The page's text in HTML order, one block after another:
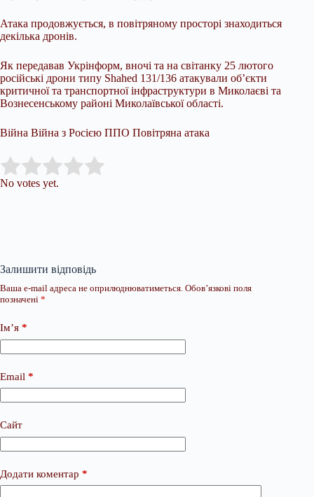
Атака продовжується, в повітряному просторі знаходиться
декілька дронів.
Як передавав Укрінформ, вночі та на світанку 25 лютого
російські дрони типу Shahed 131/136 атакували об’єкти
критичної та транспортної інфраструктури в Миколаєві та
Вознесенському районі Миколаївської області.
Війна Війна з Росією ППО Повітряна атака
Rate this item:
No votes yet.
Залишити відповідь
Ваша e-mail адреса не оприлюднюватиметься. Обов’язкові поля
позначені *
Ім’я *
Email *
Сайт
Додати коментар *